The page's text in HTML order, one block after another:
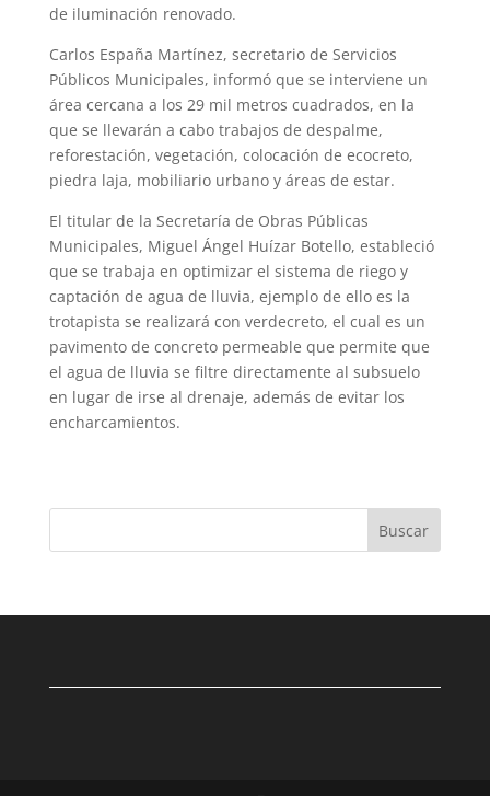
de iluminación renovado.
Carlos España Martínez, secretario de Servicios
Públicos Municipales, informó que se interviene un
área cercana a los 29 mil metros cuadrados, en la
que se llevarán a cabo trabajos de despalme,
reforestación, vegetación, colocación de ecocreto,
piedra laja, mobiliario urbano y áreas de estar.
El titular de la Secretaría de Obras Públicas
Municipales, Miguel Ángel Huízar Botello, estableció
que se trabaja en optimizar el sistema de riego y
captación de agua de lluvia, ejemplo de ello es la
trotapista se realizará con verdecreto, el cual es un
pavimento de concreto permeable que permite que
el agua de lluvia se filtre directamente al subsuelo
en lugar de irse al drenaje, además de evitar los
encharcamientos.
Buscar